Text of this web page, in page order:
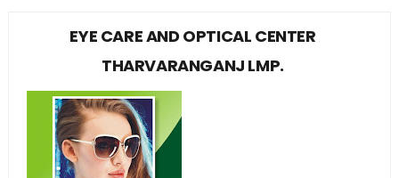
EYE CARE AND OPTICAL CENTER
THARVARANGANJ LMP.